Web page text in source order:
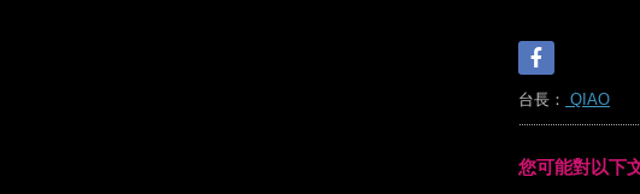
台長： QIAO
您可能對以下